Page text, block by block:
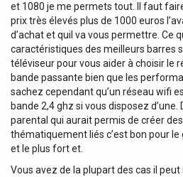
et 1080 je me permets tout. Il faut
prix très élevés plus de 1000 euros
d’achat et quil va vous permettre. Ce
caractéristiques des meilleurs barres
téléviseur pour vous aider à choisir le
bande passante bien que les
sachez cependant qu’un réseau wifi
bande 2,4 ghz si vous disposez
parental qui aurait permis de créer
thématiquement liés c’est bon pour le
et le plus fort et.
Vous avez de la plupart des cas il